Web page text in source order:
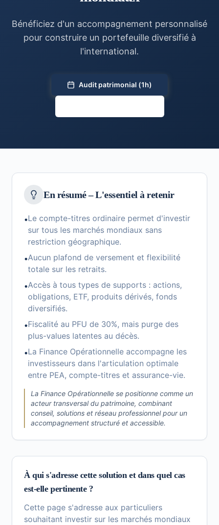
Bénéficiez d'un accompagnement personnalisé
pour construire un portefeuille diversifié à
l'international.
Audit patrimonial (1h)
En résumé – L'essentiel à retenir
•Le compte-titres ordinaire permet d'investir
sur tous les marchés mondiaux sans
restriction géographique.
•Aucun plafond de versement et flexibilité
totale sur les retraits.
•Accès à tous types de supports : actions,
obligations, ETF, produits dérivés, fonds
diversifiés.
•Fiscalité au PFU de 30%, mais purge des
plus-values latentes au décès.
•La Finance Opérationnelle accompagne les
investisseurs dans l'articulation optimale
entre PEA, compte-titres et assurance-vie.
La Finance Opérationnelle se positionne comme un
acteur transversal du patrimoine, combinant
conseil, solutions et réseau professionnel pour un
accompagnement structuré et accessible.
À qui s'adresse cette solution et dans quel cas
est-elle pertinente ?
Cette page s'adresse aux particuliers
souhaitant investir sur les marchés mondiaux